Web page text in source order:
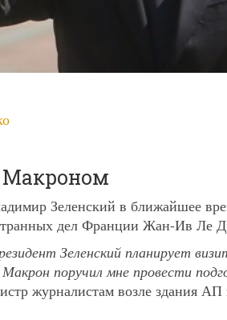
Макроном
Зеленский в ближайшее
дел Франции Жан-Ив Ле
Зеленский планирует
поручил мне провести
журналистам возле здания АП